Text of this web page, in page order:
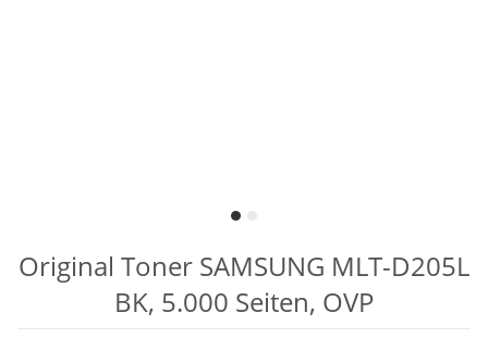
Original Toner SAMSUNG MLT-D205L
BK, 5.000 Seiten, OVP